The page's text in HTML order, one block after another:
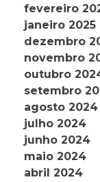
fevereiro
janeiro 2025
dezembro
novembro
outubro
setembro
agosto 2024
julho 2024
junho 2024
maio 2024
abril 2024